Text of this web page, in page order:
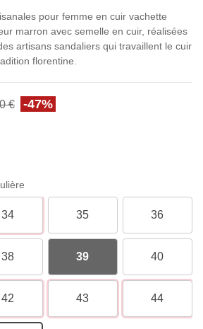
pour femme en cuir vachette
marron avec semelle en cuir, réalisées
artisans sandaliers qui travaillent le cuir
florentine.
€ -47%
34 35 36
38 39 40
42 43 44